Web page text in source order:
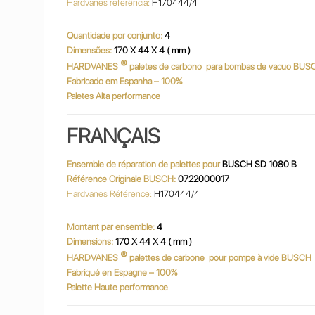
Hardvanes referência: H170444/4
Quantidade por conjunto:4
Dimensões: 170 X 44 X 4 ( mm )
HARDVANES ®paletes de carbono para bombas de vacuo
Fabricado em Espanha – 100%
Paletes Alta performance
FRANÇAIS
Ensemble de réparation de palettes pourBUSCH SD 1080 B
Référence Originale BUSCH:0722000017
Hardvanes Référence: H170444/4
Montant par ensemble:4
Dimensions: 170 X 44 X 4 ( mm )
HARDVANES ®palettes de carbone pour pompe à vide BUSCH
Fabriqué en Espagne – 100%
Palette Haute performance